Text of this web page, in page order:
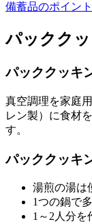
備蓄品のポイント
パックク
パッククッキ
真空調理を家庭
レン製）に食材
す。
パッククッキ
湯煎の湯は
1つの鍋で
1～2人分を